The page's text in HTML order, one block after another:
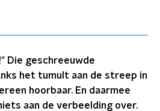
Die geschreeuwde
het tumult aan de streep in
hoorbaar. En daarmee
aan de verbeelding over.